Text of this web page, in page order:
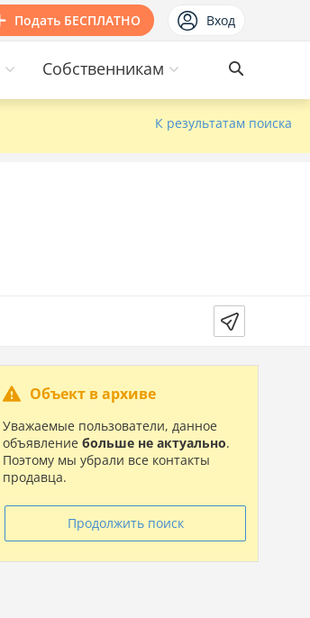
Подать БЕСПЛАТНО Вход
Собственникам
К результатам поиска
Объект в архиве
Уважаемые пользователи, данное
объявление больше не актуально.
Поэтому мы убрали все контакты
продавца.
Продолжить поиск